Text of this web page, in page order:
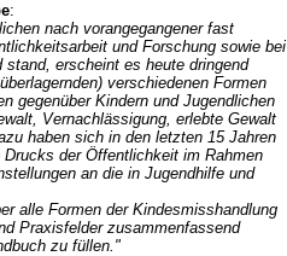
:
nach vorangegangener fast
und Forschung sowie bei
erscheint es heute dringend
verschiedenen Formen
gegenüber Kindern und Jugendlichen
Vernachlässigung, erlebte Gewalt
haben sich in den letzten 15 Jahren
der Öffentlichkeit im Rahmen
an die in Jugendhilfe und
alle Formen der Kindesmisshandlung
Praxisfelder zusammenfassend
zu füllen."